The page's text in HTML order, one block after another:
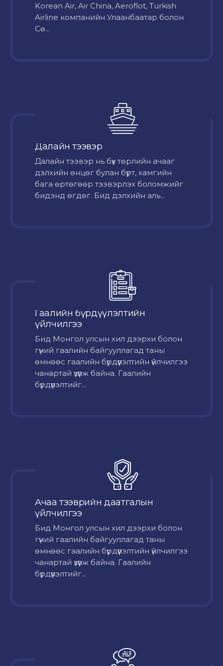
Korean Air, Air China, Aeroflot, Turkish
Airline компанийн Улаанбаатар болон
Сө...
Далайн тээвэр
Далайн тээвэр нь бүх төрлийн ачааг
дэлхийн өнцөг булан бүрт, хамгийн
бага өртөгөөр тээвэрлэх боломжийг
бидэнд өгдөг. Бид дэлхийн аль...
Гаалийн бүрдүүлэлтийн
үйлчилгээ
Бид Монгол улсын хил дээрхи болон
гүний гаалийн байгууллагад таны
өмнөөс гаалийн бүрдүүлэлтийн үйлчилгээ
чанартай үзүүлж байна. Гаалийн
бүрдүүлэлтийг...
Ачаа тээврийн даатгалын
үйлчилгээ
Бид Монгол улсын хил дээрхи болон
гүний гаалийн байгууллагад таны
өмнөөс гаалийн бүрдүүлэлтийн үйлчилгээ
чанартай үзүүлж байна. Гаалийн
бүрдүүлэлтийг...